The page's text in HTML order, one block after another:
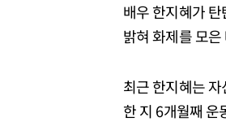
배우 한지혜가
밝혀 화제를 모은
최근 한지혜는
한 지 6개월째 운